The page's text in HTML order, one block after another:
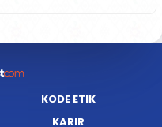
KODE ETIK
KARIR